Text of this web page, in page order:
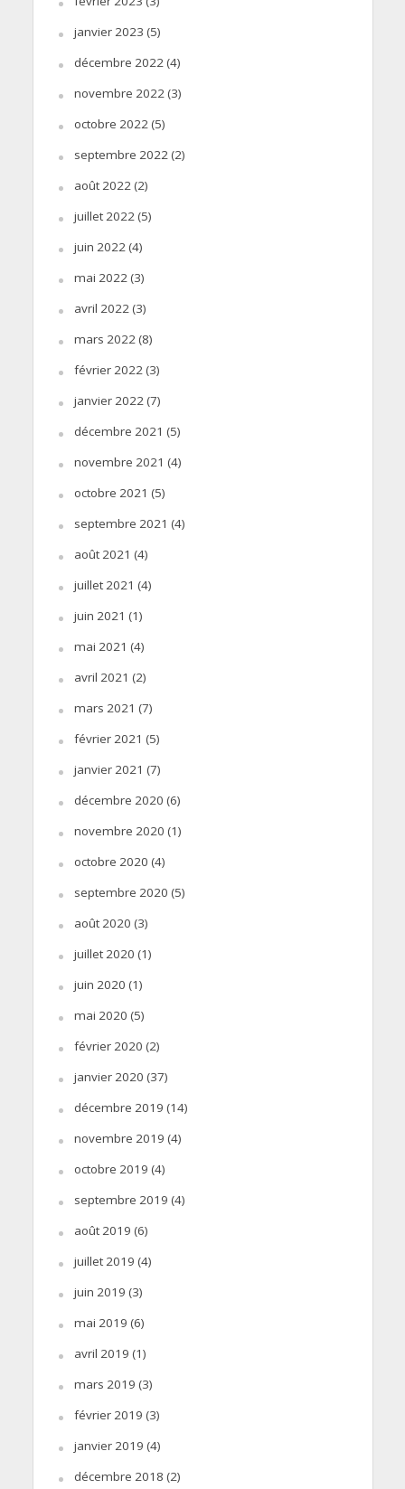
janvier 2023 (5)
décembre 2022 (4)
novembre 2022 (3)
octobre 2022 (5)
septembre 2022 (2)
août 2022 (2)
juillet 2022 (5)
juin 2022 (4)
mai 2022 (3)
avril 2022 (3)
mars 2022 (8)
février 2022 (3)
janvier 2022 (7)
décembre 2021 (5)
novembre 2021 (4)
octobre 2021 (5)
septembre 2021 (4)
août 2021 (4)
juillet 2021 (4)
juin 2021 (1)
mai 2021 (4)
avril 2021 (2)
mars 2021 (7)
février 2021 (5)
janvier 2021 (7)
décembre 2020 (6)
novembre 2020 (1)
octobre 2020 (4)
septembre 2020 (5)
août 2020 (3)
juillet 2020 (1)
juin 2020 (1)
mai 2020 (5)
février 2020 (2)
janvier 2020 (37)
décembre 2019 (14)
novembre 2019 (4)
octobre 2019 (4)
septembre 2019 (4)
août 2019 (6)
juillet 2019 (4)
juin 2019 (3)
mai 2019 (6)
avril 2019 (1)
mars 2019 (3)
février 2019 (3)
janvier 2019 (4)
décembre 2018 (2)